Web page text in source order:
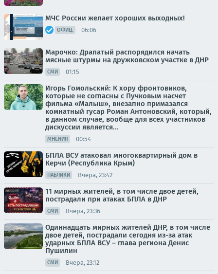
МЧС России желает хороших выходных!
ОФИЦ. 06:06
Марочко: Драпатый распорядился начать
мясные штурмы на дружковском участке в ДНР
СМИ 01:15
Игорь Гомольский: К хору фронтовиков,
которые не согласны с Пучковым насчет
фильма «Малыш», внезапно примазался
комнатный гусар Роман Антоновский, который,
в данном случае, вообще для всех участников
дискуссии является...
МНЕНИЯ 00:54
БПЛА ВСУ атаковал многоквартирный дом в
Керчи (Республика Крым)
ПАБЛИКИ Вчера, 23:42
11 мирных жителей, в том числе двое детей,
пострадали при атаках БПЛА в ДНР
СМИ Вчера, 23:36
Одиннадцать мирных жителей ДНР, в том числе
двое детей, пострадали сегодня из-за атак
ударных БПЛА ВСУ – глава региона Денис
Пушилин
СМИ Вчера, 23:12